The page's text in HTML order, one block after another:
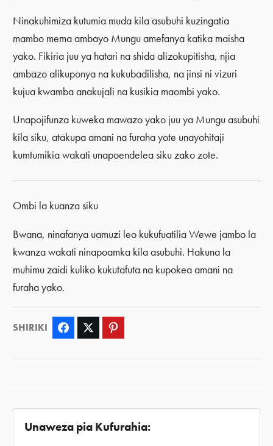
Ninakuhimiza kutumia muda kila asubuhi kuzingatia
mambo mema ambayo Mungu amefanya katika maisha
yako. Fikiria juu ya hatari na shida alizokupitisha, njia
ambazo alikuponya na kukubadilisha, na jinsi ni vizuri
kujua kwamba anakujali na kusikia maombi yako.
Unapojifunza kuweka mawazo yako juu ya Mungu asubuhi
kila siku, atakupa amani na furaha yote unayohitaji
kumtumikia wakati unapoendelea siku zako zote.
Ombi la kuanza siku
Bwana, ninafanya uamuzi leo kukufuatilia Wewe jambo la
kwanza wakati ninapoamka kila asubuhi. Hakuna la
muhimu zaidi kuliko kukutafuta na kupokea amani na
furaha yako.
SHIRIKI Facebook Twitter
Unaweza pia Kufurahia: